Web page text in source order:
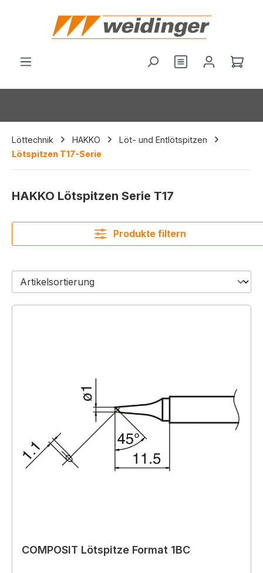
springen
Löttechnik HAKKO
Löt- und Entlötspitzen
Lötspitzen T17-Serie
HAKKO Lötspitzen Serie T17
Produkte filtern
COMPOSIT Lötspitze Format 1BC